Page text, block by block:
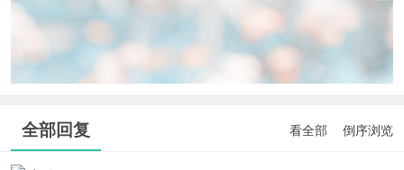
全部回复 看全部 倒序浏览